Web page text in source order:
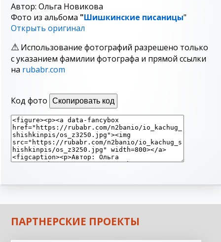
Автор: Ольга Новикова
Фото из альбома "Шишкинcкие писаницы"
Открыть оригинал
Использование фотографий разрешено только
с указанием фамилии фотографа и прямой ссылки
на rubabr.com
Код фото Скопировать код
ПАРТНЕРСКИЕ ПРОЕКТЫ